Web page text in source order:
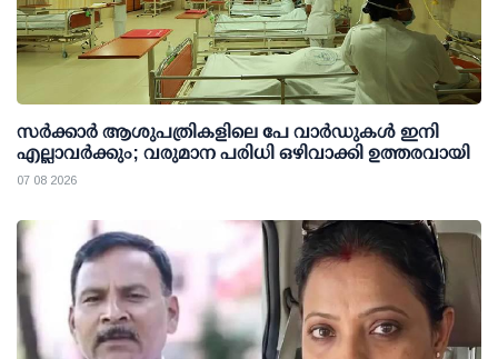
സര്‍ക്കാര്‍ ആശുപത്രികളിലെ പേ വാര്‍ഡുകള്‍ ഇനി
എല്ലാവര്‍ക്കും; വരുമാന പരിധി ഒഴിവാക്കി ഉത്തരവായി
07 08 2026